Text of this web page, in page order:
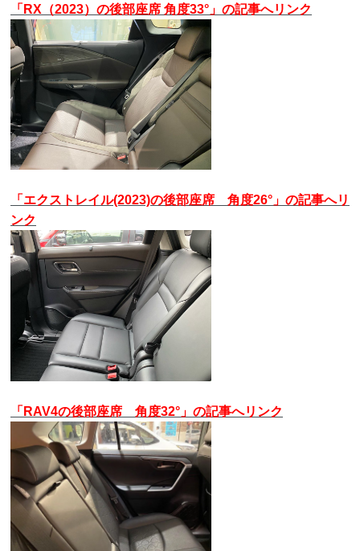
「RX（2023）の後部座席 角度33°」の記事へリンク
「エクストレイル(2023)の後部座席 角度26°」の記事へリ
ンク
「RAV4の後部座席 角度32°」の記事へリンク